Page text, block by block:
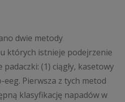
dwie metody
których istnieje podejrzenie
(1) ciągły, kasetowy
eeg. Pierwsza z tych metod
klasyfikację napadów w